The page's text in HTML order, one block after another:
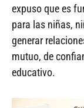
expuso que es
para las niñas,
generar
mutuo, de
educativo.